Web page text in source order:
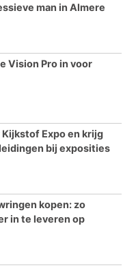
man in Almere
Vision Pro in voor
Kijkstof Expo en krijg
bij exposities
kopen: zo
in te leveren op